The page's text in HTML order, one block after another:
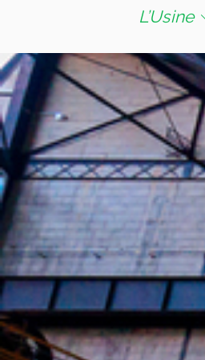
L’Usine